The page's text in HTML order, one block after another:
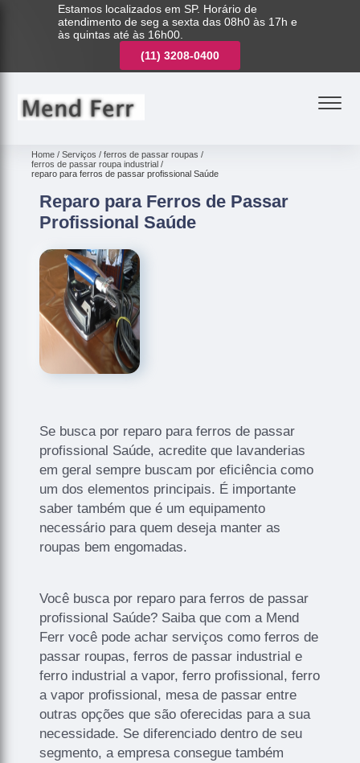
Estamos localizados em SP. Horário de
atendimento de seg a sexta das 08h0 às 17h e
às quintas até às 16h00.
(11) 3208-0400
Home Serviços
ferros de passar roupas
ferros de passar roupa industrial
reparo para ferros de passar profissional Saúde
Reparo para Ferros de Passar
Profissional Saúde
Se busca por reparo para ferros de passar
profissional Saúde, acredite que lavanderias
em geral sempre buscam por eficiência como
um dos elementos principais. É importante
saber também que é um equipamento
necessário para quem deseja manter as
roupas bem engomadas.
Você busca por reparo para ferros de passar
profissional Saúde? Saiba que com a Mend
Ferr você pode achar serviços como ferros de
passar roupas, ferros de passar industrial e
ferro industrial a vapor, ferro profissional, ferro
a vapor profissional, mesa de passar entre
outras opções que são oferecidas para a sua
necessidade. Se diferenciado dentro de seu
segmento, a empresa consegue também